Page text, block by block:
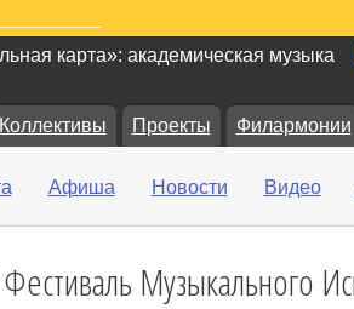
карта»: академическая музыка
Коллективы Проекты Филармонии
Афиша Новости Видео
Музыкального